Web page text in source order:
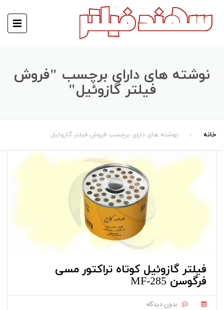
نوشته های دارای برچسب "فروش
فیلتر گازوئیل"
خانه نوشته های دارای برچسب فروش فیلتر گازوئیل
فیلتر گازوئیل کوتاه تراکتور مسی
فرگوسن MF-285
بدون دیدگاه